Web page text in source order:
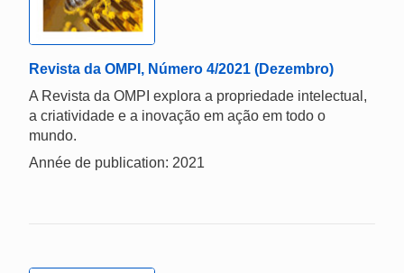
Revista da OMPI, Número 4/2021 (Dezembro)
A Revista da OMPI explora a propriedade intelectual,
a criatividade e a inovação em ação em todo o
mundo.
Année de publication: 2021